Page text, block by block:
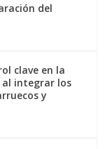
del
clave en la
integrar los
y